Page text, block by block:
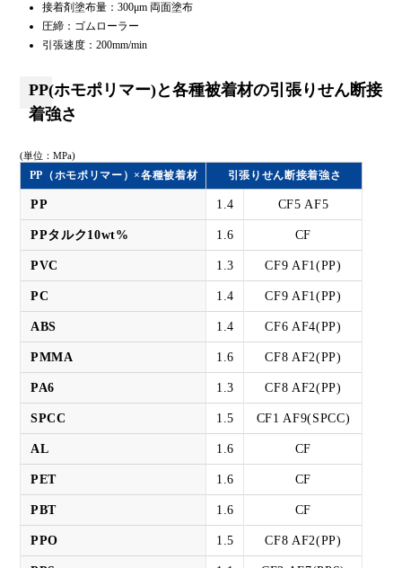
接着剤塗布量：300μm 両面塗布
圧締：ゴムローラー
引張速度：200mm/min
PP(ホモポリマー)と各種被着材の引張りせん断接
着強さ
(単位：MPa)
PP（ホモポリマー）×各種被着材 引張りせん断接着強さ
PP 1.4 CF5 AF5
PPタルク10wt% 1.6 CF
PVC 1.3 CF9 AF1(PP)
PC 1.4 CF9 AF1(PP)
ABS 1.4 CF6 AF4(PP)
PMMA 1.6 CF8 AF2(PP)
PA6 1.3 CF8 AF2(PP)
SPCC 1.5 CF1 AF9(SPCC)
AL 1.6 CF
PET 1.6 CF
PBT 1.6 CF
PPO 1.5 CF8 AF2(PP)